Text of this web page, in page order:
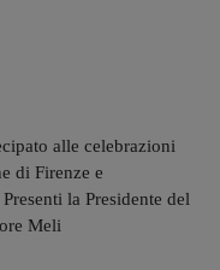
alle celebrazioni
di Firenze e
la Presidente del
Meli